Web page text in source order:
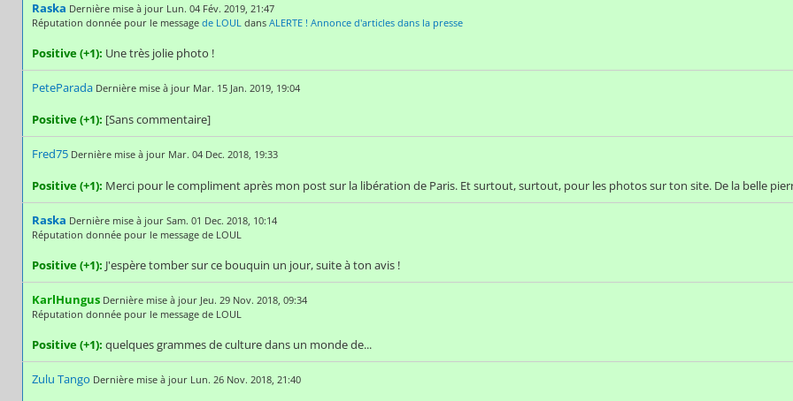
Raska Dernière mise à jour Lun. 04 Fév. 2019, 21:47
Réputation donnée pour le message de LOUL dans ALERTE ! Annonce d'articles dans la presse
Positive (+1): Une très jolie photo !
PeteParada Dernière mise à jour Mar. 15 Jan. 2019, 19:04
Positive (+1): [Sans commentaire]
Fred75 Dernière mise à jour Mar. 04 Dec. 2018, 19:33
Positive (+1): Merci pour le compliment après mon post sur la libération de Paris. Et surtout, surtout, pour les photos sur ton site. De la belle
Raska Dernière mise à jour Sam. 01 Dec. 2018, 10:14
Réputation donnée pour le message de LOUL
Positive (+1): J'espère tomber sur ce bouquin un jour, suite à ton avis !
KarlHungus Dernière mise à jour Jeu. 29 Nov. 2018, 09:34
Réputation donnée pour le message de LOUL
Positive (+1): quelques grammes de culture dans un monde de...
Zulu Tango Dernière mise à jour Lun. 26 Nov. 2018, 21:40